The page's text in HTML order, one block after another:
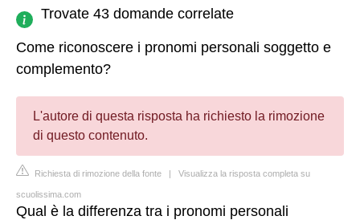
Trovate 43 domande correlate
Come riconoscere i pronomi personali soggetto e
complemento?
L'autore di questa risposta ha richiesto la rimozione
di questo contenuto.
Richiesta di rimozione della fonte | Visualizza la risposta completa su
scuolissima.com
Qual è la differenza tra i pronomi personali